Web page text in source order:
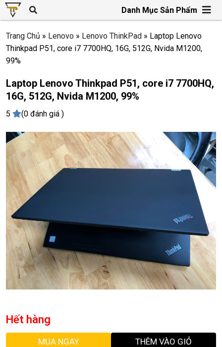
Danh Mục Sản Phẩm
Trang Chủ » Lenovo » Lenovo ThinkPad » Laptop Lenovo
Thinkpad P51, core i7 7700HQ, 16G, 512G, Nvida M1200,
99%
Laptop Lenovo Thinkpad P51, core i7 7700HQ,
16G, 512G, Nvida M1200, 99%
5 (0 đánh giá )
Hết hàng
MUA NGAY THÊM VÀO GIỎ